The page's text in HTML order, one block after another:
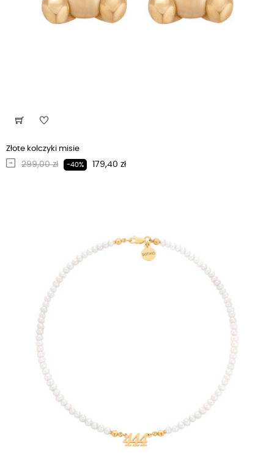
Złote kolczyki misie
Regularna cena
299,00 zł -40% Cena
179,40 zł